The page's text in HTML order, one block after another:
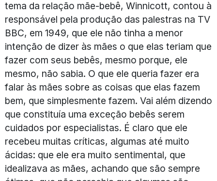
tema da relação mãe-bebê, Winnicott, contou à
responsável pela produção das palestras na TV
BBC, em 1949, que ele não tinha a menor
intenção de dizer às mães o que elas teriam que
fazer com seus bebês, mesmo porque, ele
mesmo, não sabia. O que ele queria fazer era
falar às mães sobre as coisas que elas fazem
bem, que simplesmente fazem. Vai além dizendo
que constituía uma exceção bebês serem
cuidados por especialistas. É claro que ele
recebeu muitas críticas, algumas até muito
ácidas: que ele era muito sentimental, que
idealizava as mães, achando que são sempre